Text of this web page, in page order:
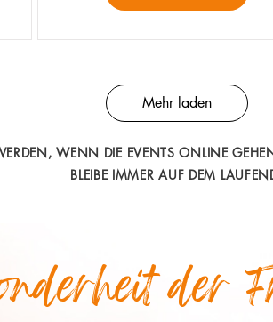
Mehr laden
WENN DIE EVENTS ONLINE
BLEIBE IMMER AUF DEM
der